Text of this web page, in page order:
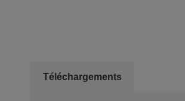
Téléchargements